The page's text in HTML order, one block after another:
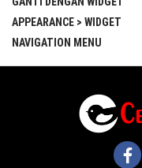
APPEARANCE > WIDGET
NAVIGATION MENU